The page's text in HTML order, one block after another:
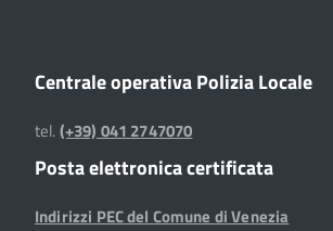
Centrale operativa Polizia Locale
tel.(+39) 041 2747070
Posta elettronica certificata
Indirizzi PEC del Comune di Venezia